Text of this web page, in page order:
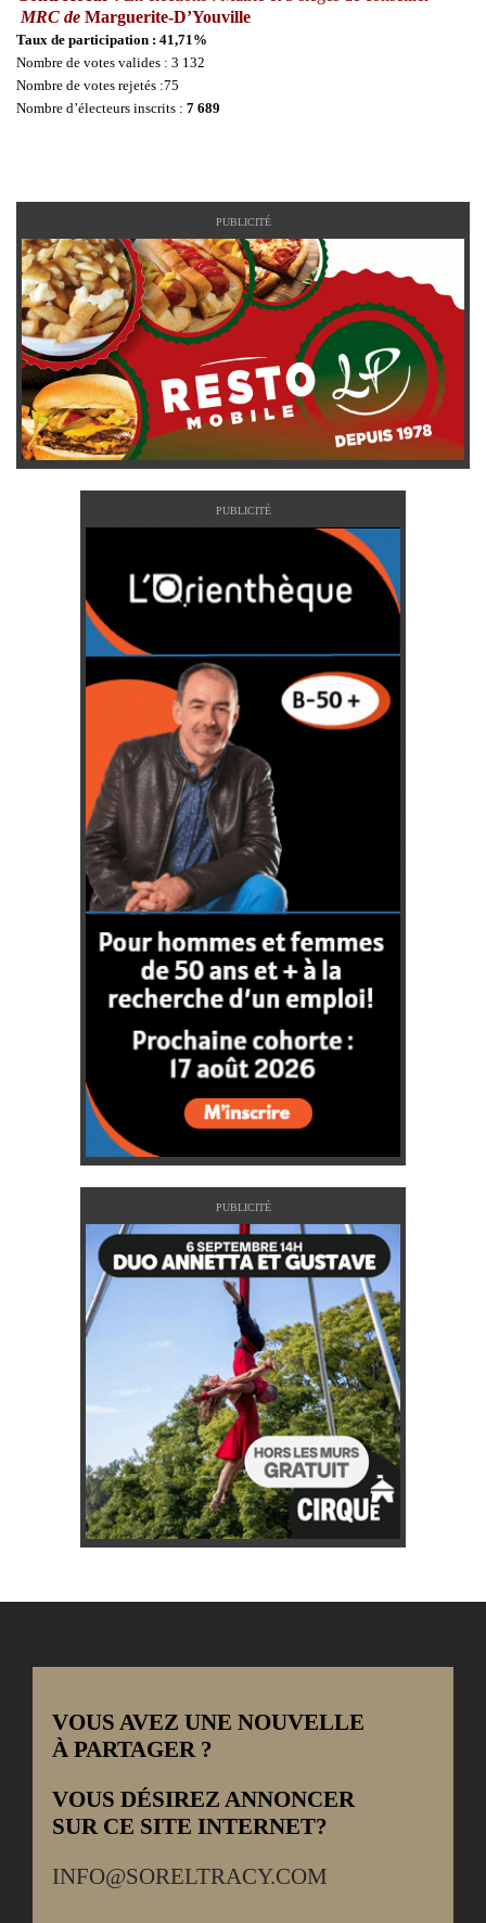
MRC de Marguerite-D’Youville
Taux de participation : 41,71%
Nombre de votes valides : 3 132
Nombre de votes rejetés :75
Nombre d’électeurs inscrits : 7 689
PUBLICITÉ
PUBLICITÉ
PUBLICITÉ
VOUS AVEZ UNE NOUVELLE
À PARTAGER ?
VOUS DÉSIREZ ANNONCER
SUR CE SITE INTERNET?
INFO@SORELTRACY.COM